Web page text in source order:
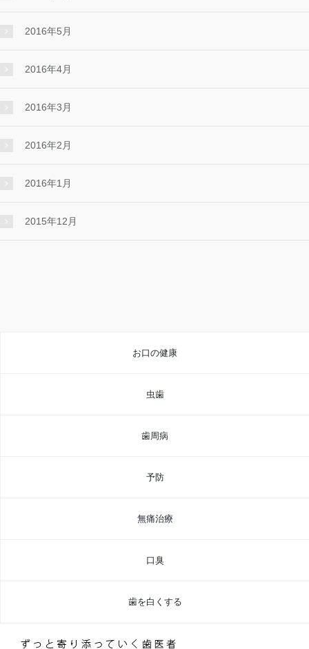
2016年5月
2016年4月
2016年3月
2016年2月
2016年1月
2015年12月
お口の健康
虫歯
歯周病
予防
無痛治療
口臭
歯を白くする